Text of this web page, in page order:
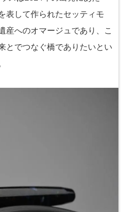
表して作られたセッティモ
産へのオマージュであり、こ
とでつなぐ橋でありたいとい